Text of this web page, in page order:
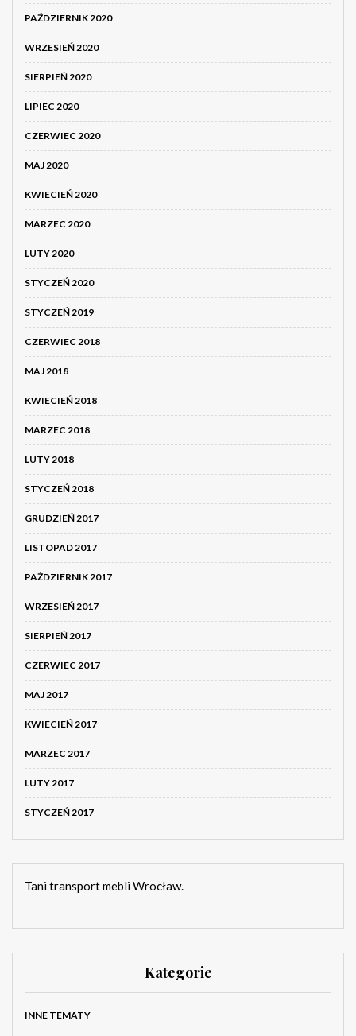
PAŹDZIERNIK 2020
WRZESIEŃ 2020
SIERPIEŃ 2020
LIPIEC 2020
CZERWIEC 2020
MAJ 2020
KWIECIEŃ 2020
MARZEC 2020
LUTY 2020
STYCZEŃ 2020
STYCZEŃ 2019
CZERWIEC 2018
MAJ 2018
KWIECIEŃ 2018
MARZEC 2018
LUTY 2018
STYCZEŃ 2018
GRUDZIEŃ 2017
LISTOPAD 2017
PAŹDZIERNIK 2017
WRZESIEŃ 2017
SIERPIEŃ 2017
CZERWIEC 2017
MAJ 2017
KWIECIEŃ 2017
MARZEC 2017
LUTY 2017
STYCZEŃ 2017
Tani transport mebli Wrocław.
Kategorie
INNE TEMATY